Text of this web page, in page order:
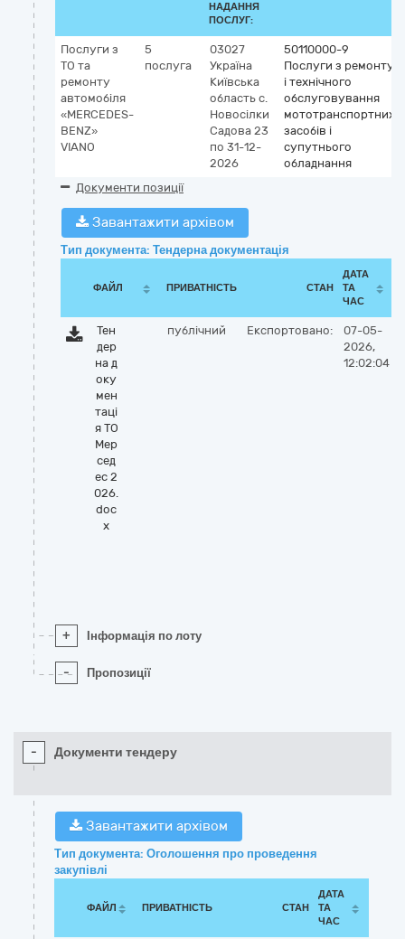
НАДАННЯ
ПОСЛУГ:
Послуги з
ТО та
ремонту
автомобіля
«MERCEDES-
BENZ»
VIANO
5
послуга
03027
Україна
Київська
область с.
Новосілки
Садова 23
по 31-12-
2026
50110000-9
Послуги з ремонту
і технічного
обслуговування
мототранспортних
засобів і
супутнього
обладнання
Документи позиції
Завантажити архівом
Тип документа: Тендерна документація
ФАЙЛ ПРИВАТНІСТЬ СТАН
ДАТА
ТА
ЧАС
Тен
дер
на д
оку
мен
таці
я ТО
Мер
сед
ес 2
026.
doc
x
публічний Експортовано:
07-05-
2026,
12:02:04
+ Інформація по лоту
- Пропозиції
- Документи тендеру
Завантажити архівом
Тип документа: Оголошення про проведення
закупівлі
ФАЙЛ ПРИВАТНІСТЬ СТАН
ДАТА
ТА
ЧАС